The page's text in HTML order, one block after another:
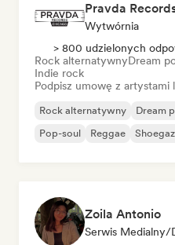
Pravda
Wytwórnia
> 800 udzielonych
Rock alternatywnyDream
Indie rock
Podpisz umowę z
Rock alternatywny Dream
Pop-soul
Reggae
Zoila Antonio
Serwis Medialny/